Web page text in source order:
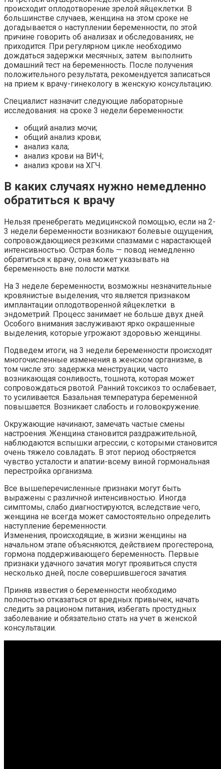
происходит оплодотворение зрелой яйцеклетки. В
большинстве случаев, женщина на этом сроке не
догадывается о наступлении беременности, по этой
причине говорить об анализах и обследованиях, не
приходится. При регулярном цикле необходимо
дождаться задержки месячных, затем выполнить
домашний тест на беременность. После получения
положительного результата, рекомендуется записаться
на прием к врачу-гинекологу в женскую консультацию.
Специалист назначит следующие лабораторные
исследования: на сроке 3 недели беременности:
общий анализ мочи;
общий анализ крови;
анализ кала;
анализ крови на ВИЧ;
анализ крови на ХГЧ.
В каких случаях нужно немедленно
обратиться к врачу
Нельзя пренебрегать медицинской помощью, если на 2-
3 недели беременности возникают болевые ощущения,
сопровождающиеся резкими спазмами с нарастающей
интенсивностью. Острая боль — повод немедленно
обратиться к врачу, она может указывать на
беременность вне полости матки.
На 3 неделе беременности, возможны незначительные
кровянистые выделения, что является признаком
имплантации оплодотворенной яйцеклетки в
эндометрий. Процесс занимает не больше двух дней.
Особого внимания заслуживают ярко окрашенные
выделения, которые угрожают здоровью женщины.
Подведем итоги, на 3 недели беременности происходят
многочисленные изменения в женском организме, в
том числе это: задержка менструации, часто
возникающая сонливость, тошнота, которая может
сопровождаться рвотой. Ранний токсикоз то ослабевает,
то усиливается. Базальная температура беременной
повышается. Возникает слабость и головокружение.
Окружающие начинают, замечать частые смены
настроения. Женщина становится раздражительной,
наблюдаются вспышки агрессии, с которыми становится
очень тяжело совладать. В этот период обостряется
чувство усталости и апатии-всему виной гормональная
перестройка организма.
Все вышеперечисленные признаки могут быть
выражены с различной интенсивностью. Иногда
симптомы, слабо диагностируются, вследствие чего,
женщина не всегда может самостоятельно определить
наступление беременности.
Изменения, происходящие, в жизни женщины на
начальном этапе объясняются, действием прогестерона,
гормона поддерживающего беременность. Первые
признаки удачного зачатия могут проявиться спустя
несколько дней, после совершившегося зачатия.
Приняв известия о беременности необходимо
полностью отказаться от вредных привычек, начать
следить за рационом питания, избегать простудных
заболевание и обязательно стать на учет в женской
консультации.